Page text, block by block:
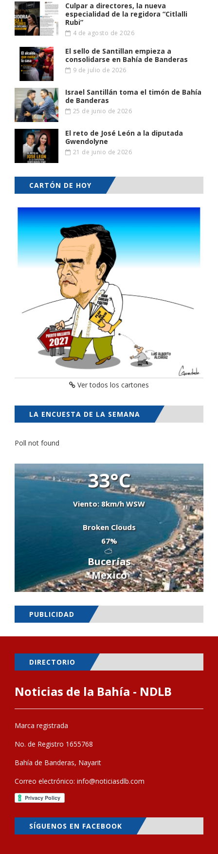
Culpar a directores, la nueva
especialidad de la regidora “Citlalli
Rubi”
4 de agosto de 2026
El sello de Santillan empieza a
consolidarse en Bahía de Banderas
9 de julio de 2026
Israel Santillán toma el timón de Bahía
de Banderas
25 de junio de 2026
El reto de José León a la diputada
Gwendolyne
21 de junio de 2026
CARTÓN DE HOY
Ver todos los cartones
LA ENCUESTA DE LA SEMANA
Poll not found
33°C
Viento: 8km/h WSW
Broken Clouds
67%
Bucerías
Mexico
PUBLICIDAD
DIRECTORIO
Noticias de la Bahía - NDLB
Marca registrada
No. de Registro 1655768
Bahía de Banderas, Nayarit
Correo electrónico: info@noticiasdlb.com
SÍGUENOS EN FACEBOOK